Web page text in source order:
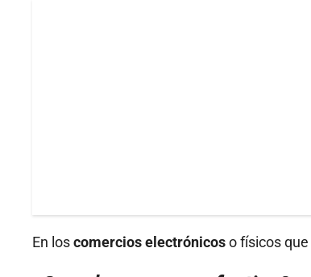
En loscomercios electrónicoso físicos